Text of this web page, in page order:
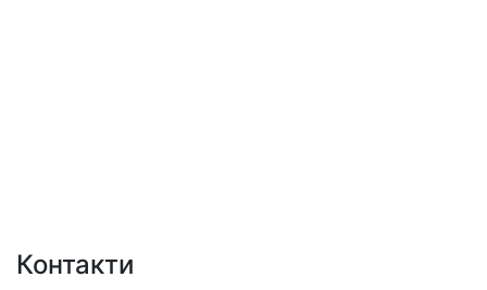
Контакти